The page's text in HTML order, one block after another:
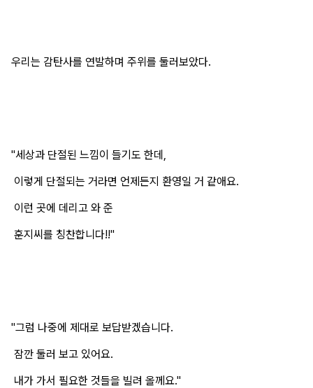
우리는 감탄사를 연발하며 주위를 둘러보았다.
"세상과 단절된 느낌이 들기도 한데,
이렇게 단절되는 거라면 언제든지 환영일 거 같애요.
이런 곳에 데리고 와 준
훈지씨를 칭찬합니다!!"
"그럼 나중에 제대로 보답받겠습니다.
잠깐 둘러 보고 있어요.
내가 가서 필요한 것들을 빌려 올께요."